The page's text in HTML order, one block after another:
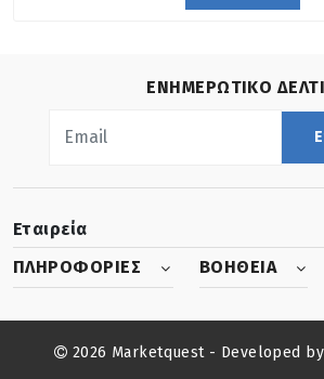
ΕΝΗΜΕΡΩΤΙΚΟ
Εταιρεία
ΠΛΗΡΟΦΟΡΙΕΣ
ΒΟΗΘΕΙΑ
2026 Marketquest - Developed